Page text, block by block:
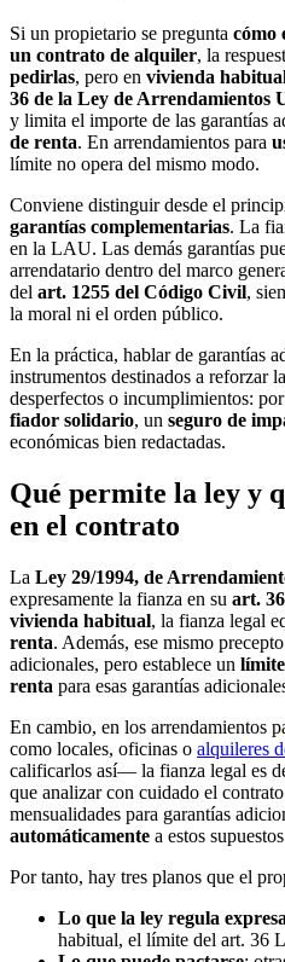
Si un propietario se pregunta cómo
un contrato de alquiler, la
pedirlas, pero en vivienda
36 de la Ley de Arrendamientos
y limita el importe de las garantías
de renta. En arrendamientos para
límite no opera del mismo modo.
Conviene distinguir desde el
garantías complementarias. La
en la LAU. Las demás garantías
arrendatario dentro del marco
del art. 1255 del Código Civil,
la moral ni el orden público.
En la práctica, hablar de garantías
instrumentos destinados a reforzar
desperfectos o incumplimientos:
fiador solidario, un seguro de
económicas bien redactadas.
Qué permite la ley y
en el contrato
La Ley 29/1994, de
expresamente la fianza en su art. 36
vivienda habitual, la fianza legal
renta. Además, ese mismo
adicionales, pero establece un
renta para esas garantías
En cambio, en los arrendamientos
como locales, oficinas o alquileres
calificarlos así— la fianza legal es
que analizar con cuidado el
mensualidades para garantías
automáticamente a estos
Por tanto, hay tres planos que el
Lo que la ley regula
habitual, el límite del art. 36